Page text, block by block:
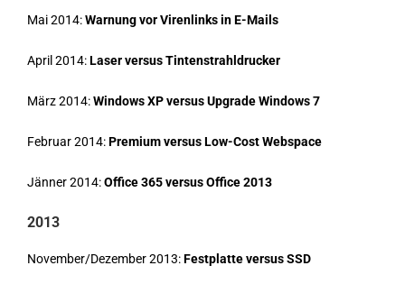
Mai 2014:Warnung vor Virenlinks in E-Mails
April 2014:Laser versus Tintenstrahldrucker
März 2014:Windows XP versus Upgrade Windows 7
Februar 2014:Premium versus Low-Cost Webspace
Jänner 2014:Office 365 versus Office 2013
2013
November/Dezember 2013:Festplatte versus SSD